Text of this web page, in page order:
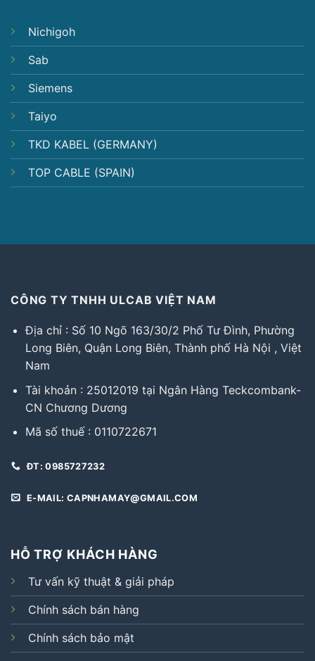
Nichigoh
Sab
Siemens
Taiyo
TKD KABEL (GERMANY)
TOP CABLE (SPAIN)
CÔNG TY TNHH ULCAB VIỆT NAM
Địa chỉ : Số 10 Ngõ 163/30/2 Phố Tư Đình, Phường
Long Biên, Quận Long Biên, Thành phố Hà Nội , Việt
Nam
Tài khoản : 25012019 tại Ngân Hàng Teckcombank-
CN Chương Dương
Mã số thuế : 0110722671
ĐT: 0985727232
E-MAIL: CAPNHAMAY@GMAIL.COM
HỖ TRỢ KHÁCH HÀNG
Tư vấn kỹ thuật & giải pháp
Chính sách bán hàng
Chính sách bảo mật